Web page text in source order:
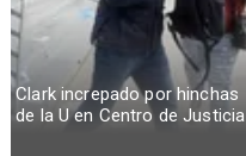
Clark increpado por hinchas
de la U en Centro de Justicia